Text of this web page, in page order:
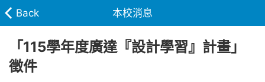
Back 本校消息
「115學年度廣達『設計學習』計畫」
徵件